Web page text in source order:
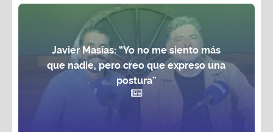
Javier Masías: “Yo no me siento más
que nadie, pero creo que expreso una
postura”